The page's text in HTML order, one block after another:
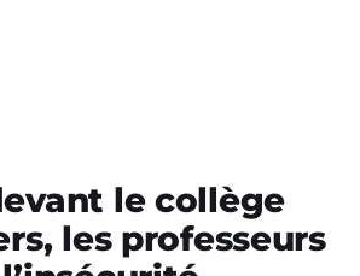
le collège
les professeurs